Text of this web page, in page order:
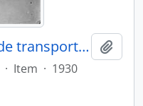
Autocarro da empresa de transporte Progresso, na Quinta Progresso
· Item · 1930